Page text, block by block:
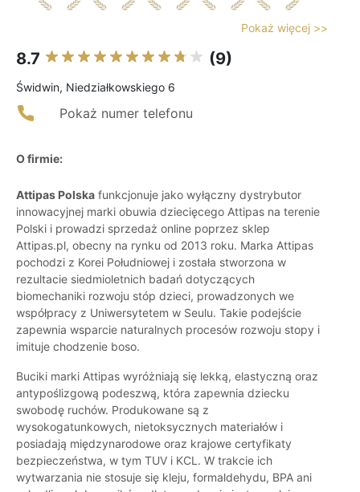
Pokaż więcej >>
8.7 (9)
Świdwin, Niedziałkowskiego 6
Pokaż numer telefonu
O firmie:
Attipas Polska funkcjonuje jako wyłączny dystrybutor
innowacyjnej marki obuwia dziecięcego Attipas na terenie
Polski i prowadzi sprzedaż online poprzez sklep
Attipas.pl, obecny na rynku od 2013 roku. Marka Attipas
pochodzi z Korei Południowej i została stworzona w
rezultacie siedmioletnich badań dotyczących
biomechaniki rozwoju stóp dzieci, prowadzonych we
współpracy z Uniwersytetem w Seulu. Takie podejście
zapewnia wsparcie naturalnych procesów rozwoju stopy i
imituje chodzenie boso.
Buciki marki Attipas wyróżniają się lekką, elastyczną oraz
antypoślizgową podeszwą, która zapewnia dziecku
swobodę ruchów. Produkowane są z
wysokogatunkowych, nietoksycznych materiałów i
posiadają międzynarodowe oraz krajowe certyfikaty
bezpieczeństwa, w tym TUV i KCL. W trakcie ich
wytwarzania nie stosuje się kleju, formaldehydu, BPA ani